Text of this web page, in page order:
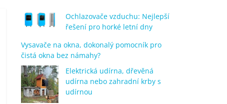
Ochlazovače vzduchu: Nejlepší
řešení pro horké letní dny
Vysavače na okna, dokonalý pomocník pro
čistá okna bez námahy?
Elektrická udírna, dřevěná
udírna nebo zahradní krby s
udírnou